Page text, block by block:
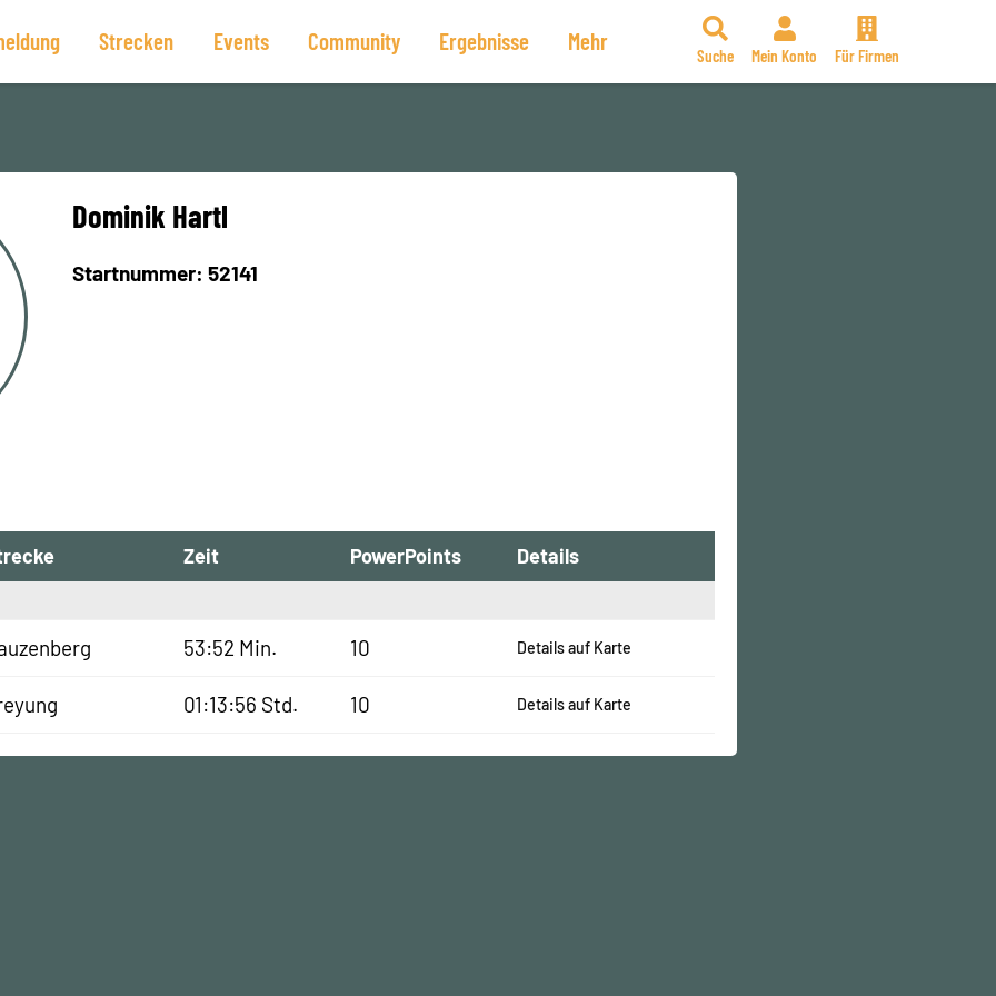
Strecken Events Community Ergebnisse Mehr
Suche Mein Konto Für Firmen
Dominik Hartl
Startnummer: 52141
Zeit PowerPoints Details
53:52 Min. 10 Details auf Karte
01:13:56 Std. 10 Details auf Karte